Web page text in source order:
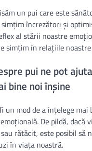
un pui care este
simțim încrezători și
al stării noastre
simțim în relațiile
pui ne pot
bine noi înșine
un mod de a înțelege mai
De pildă, dacă
rătăcit, este posibil să
în viața noastră.